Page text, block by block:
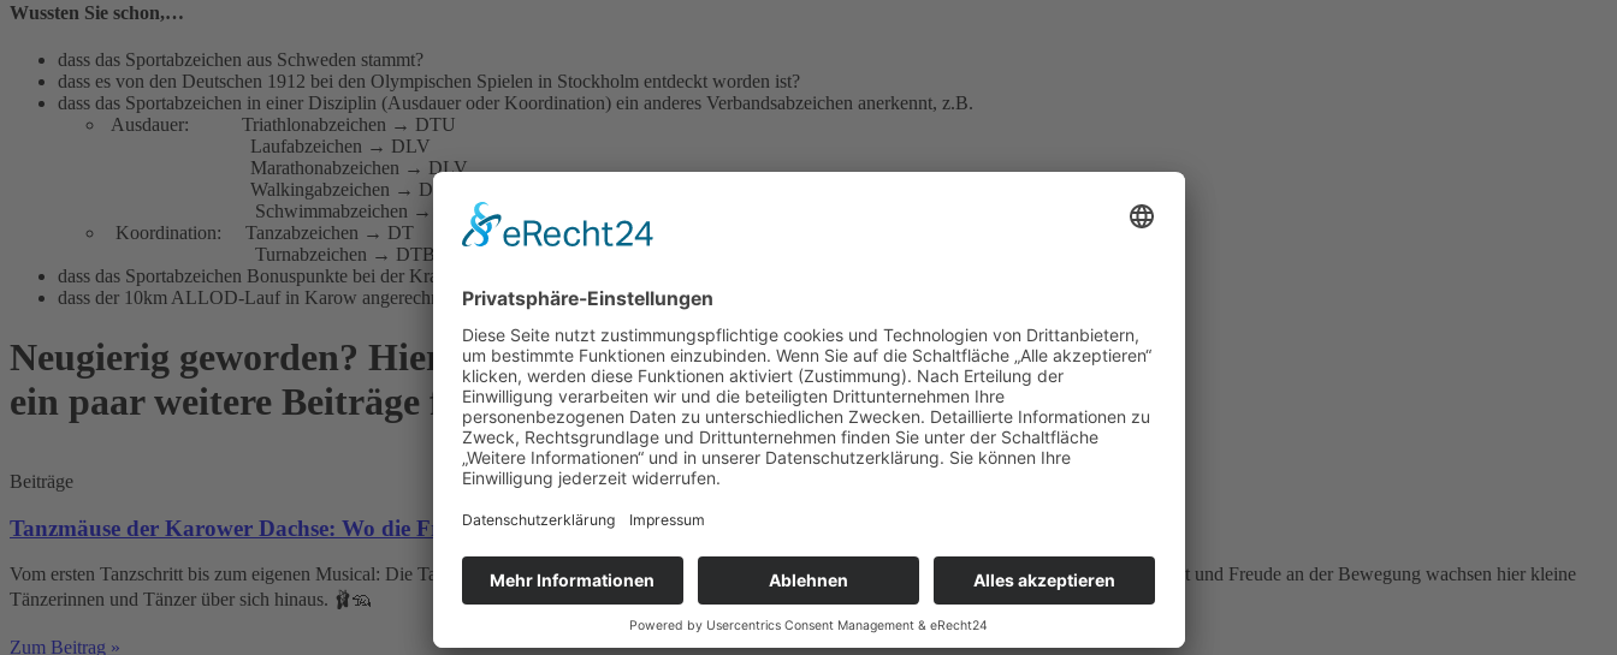
Wussten Sie schon,…
dass das Sportabzeichen aus Schweden stammt?
dass es von den Deutschen 1912 bei den Olympischen Spielen in Stockholm entdeckt worden ist?
dass das Sportabzeichen in einer Disziplin (Ausdauer oder Koordination) ein anderes Verbandsabzeichen anerkennt, z.B.
Ausdauer: Triathlonabzeichen → DTU
Laufabzeichen → DLV
Marathonabzeichen → DLV
Walkingabzeichen → DLV
Schwimmabzeichen → DLRG
Koordination: Tanzabzeichen → DT
Turnabzeichen → DTB
dass das Sportabzeichen Bonuspunkte bei der Krankenkasse bringen kann?
dass der 10km ALLOD-Lauf in Karow angerechnet werden kann?
Neugierig geworden? Hier gibt es gleich noch
ein paar weitere Beiträge für Dich ...
Beiträge
Tanzmäuse der Karower Dachse: Wo die Freude am Tanzen beginnt
Vom ersten Tanzschritt bis zum eigenen Musical: Die Tanzmäuse von Trainerin Sabine begeistern seit Jahren die jüngsten Dachse. Mit viel Herz, Kreativität und Freude an der Bewegung wachsen hier kleine
Tänzerinnen und Tänzer über sich hinaus. 🩰🦡
Zum Beitrag »